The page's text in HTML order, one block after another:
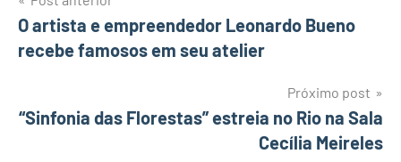
Navegação
de
O artista e empreendedor Leonardo Bueno
recebe famosos em seu atelier
Próximo post
“Sinfonia das Florestas” estreia no Rio na Sala
Cecília Meireles